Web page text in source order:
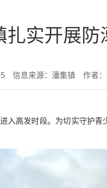
扎实开展
信息来源：潘集镇 作者
入高发时段。为切实守护